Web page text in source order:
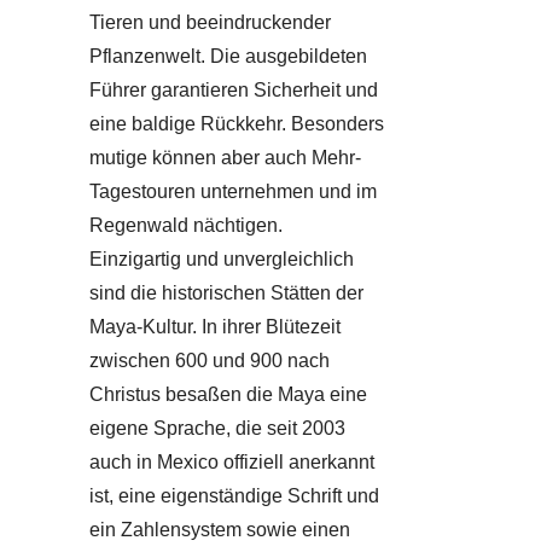
Tieren und beeindruckender
Pflanzenwelt. Die ausgebildeten
Führer garantieren Sicherheit und
eine baldige Rückkehr. Besonders
mutige können aber auch Mehr-
Tagestouren unternehmen und im
Regenwald nächtigen.
Einzigartig und unvergleichlich
sind die historischen Stätten der
Maya-Kultur. In ihrer Blütezeit
zwischen 600 und 900 nach
Christus besaßen die Maya eine
eigene Sprache, die seit 2003
auch in Mexico offiziell anerkannt
ist, eine eigenständige Schrift und
ein Zahlensystem sowie einen